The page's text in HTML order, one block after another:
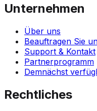
Unternehmen
Über uns
Beauftragen Sie
Support & Kontakt
Partnerprogramm
Demnächst
Rechtliches